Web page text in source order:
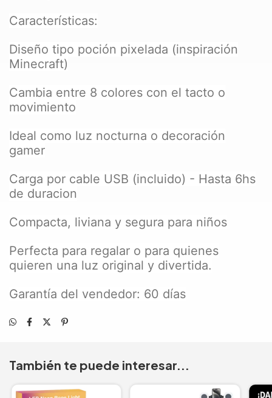
Características:
Diseño tipo poción pixelada (inspiración
Minecraft)
Cambia entre 8 colores con el tacto o
movimiento
Ideal como luz nocturna o decoración
gamer
Carga por cable USB (incluido) - Hasta 6hs
de duracion
Compacta, liviana y segura para niños
Perfecta para regalar o para quienes
quieren una luz original y divertida.
Garantía del vendedor: 60 días
También te puede interesar...